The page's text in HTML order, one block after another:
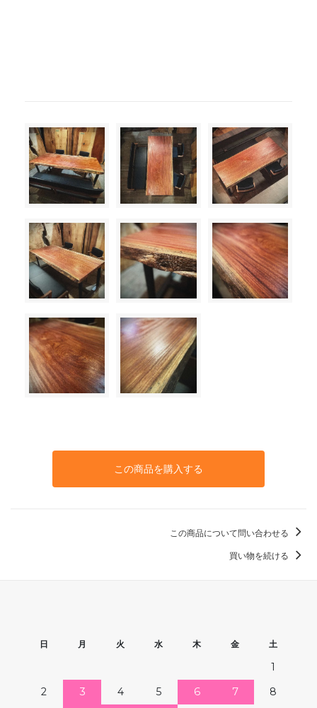
この商品を購入する
この商品について問い合わせる
買い物を続ける
日 月 火 水 木 金 土
1
2
3 4 5 6 7
8